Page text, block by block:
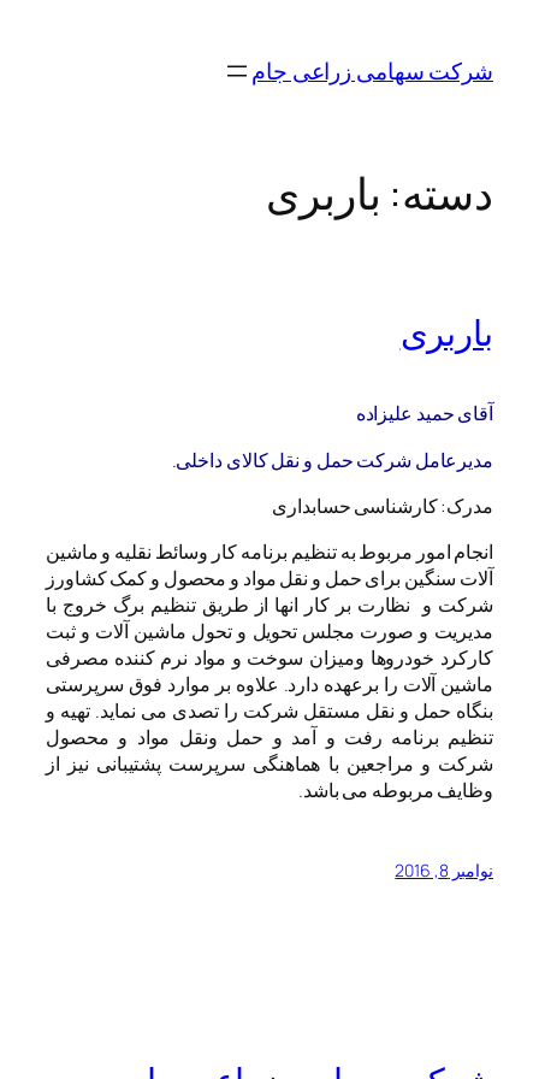
محتواشرکت سهامی زراعی جام
دسته: باربری
باربری
آقای حمید علیزاده
مدیرعامل شرکت حمل و نقل کالای داخلی.
مدرک: کارشناسی حسابداری
انجام امور مربوط به تنظیم برنامه کار وسائط نقلیه و ماشین
آلات سنگین برای حمل و نقل مواد و محصول و کمک کشاورز
شرکت و نظارت بر کار انها از طریق تنظیم برگ خروج با
مدیریت و صورت مجلس تحویل و تحول ماشین آلات و ثبت
کارکرد خودروها ومیزان سوخت و مواد نرم کننده مصرفی
ماشین آلات را برعهده دارد. علاوه بر موارد فوق سرپرستی
بنگاه حمل و نقل مستقل شرکت را تصدی می نماید. تهیه و
تنظیم برنامه رفت و آمد و حمل ونقل مواد و محصول
شرکت و مراجعین با هماهنگی سرپرست پشتیبانی نیز از
وظایف مربوطه می باشد.
نوامبر 8, 2016